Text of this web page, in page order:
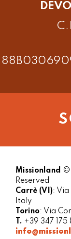
Missionland ©
Reserved
Carrè (VI):
Italy
Torino: Via
T. +39 347